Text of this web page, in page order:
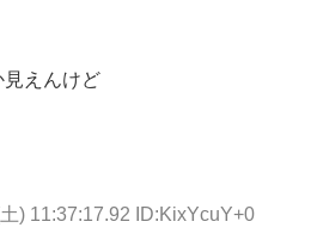
えんけど
) 11:37:17.92 ID:KixYcuY+0